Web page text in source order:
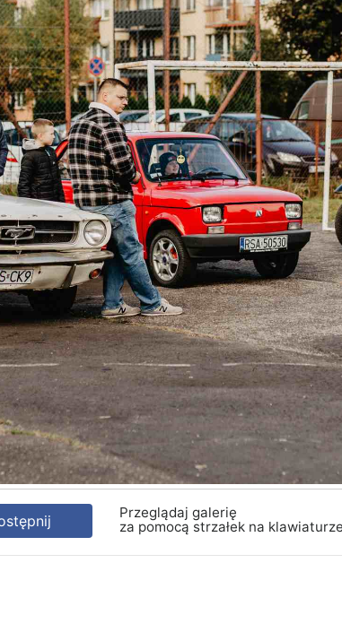
Przeglądaj galerię
za pomocą strzałek na